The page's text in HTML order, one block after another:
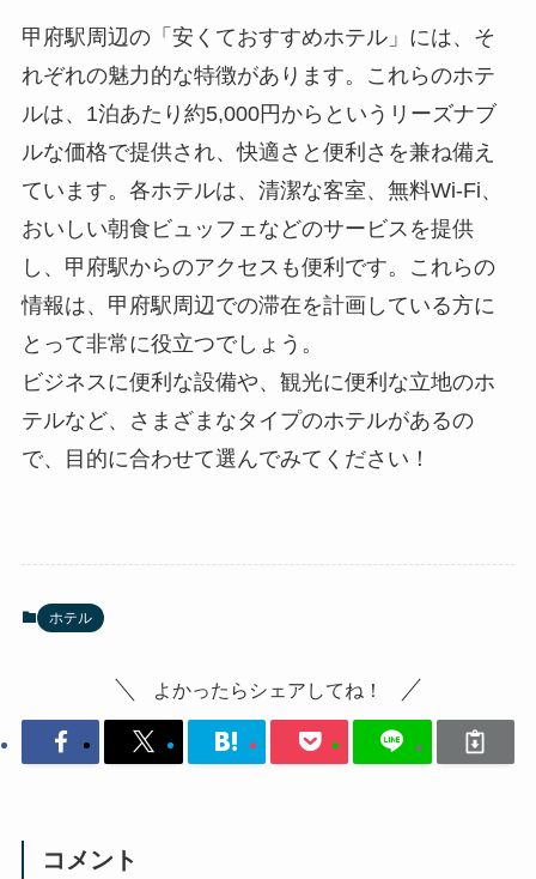
甲府駅周辺の「安くておすすめホテル」には、そ
れぞれの魅力的な特徴があります。これらのホテ
ルは、1泊あたり約5,000円からというリーズナブ
ルな価格で提供され、快適さと便利さを兼ね備え
ています。各ホテルは、清潔な客室、無料Wi-Fi、
おいしい朝食ビュッフェなどのサービスを提供
し、甲府駅からのアクセスも便利です。これらの
情報は、甲府駅周辺での滞在を計画している方に
とって非常に役立つでしょう。
ビジネスに便利な設備や、観光に便利な立地のホ
テルなど、さまざまなタイプのホテルがあるの
で、目的に合わせて選んでみてください！
ホテル
よかったらシェアしてね！
コメント